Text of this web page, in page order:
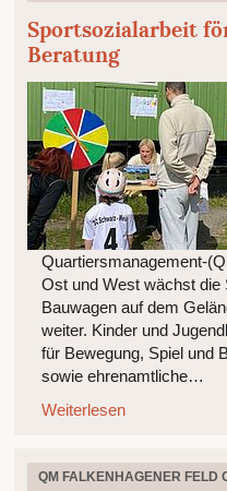
Sportsozialarbeit
Beratung
Quartiersmanagement-
Ost und West wächst die
Bauwagen auf dem
weiter. Kinder und
für Bewegung, Spiel und
sowie ehrenamtliche…
Weiterlesen
QM FALKENHAGENER FELD